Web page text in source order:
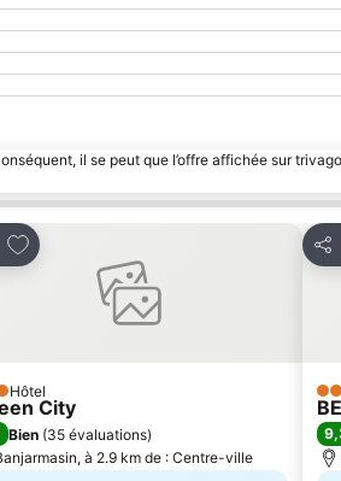
il se peut que l’offre affichée sur
Ajouter à mes favoris
Hôtel
City
Bien (35 évaluations)
à 2.9 km de : Centre-ville
4